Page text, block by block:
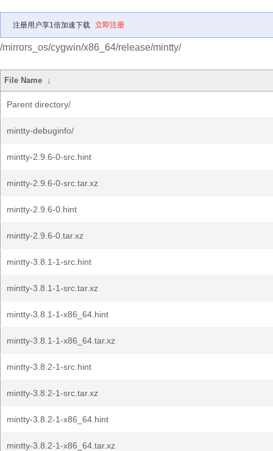
注册用户享1倍加速下载 立即注册
/mirrors_os/cygwin/x86_64/release/mintty/
File Name ↓
Parent directory/
mintty-debuginfo/
mintty-2.9.6-0-src.hint
mintty-2.9.6-0-src.tar.xz
mintty-2.9.6-0.hint
mintty-2.9.6-0.tar.xz
mintty-3.8.1-1-src.hint
mintty-3.8.1-1-src.tar.xz
mintty-3.8.1-1-x86_64.hint
mintty-3.8.1-1-x86_64.tar.xz
mintty-3.8.2-1-src.hint
mintty-3.8.2-1-src.tar.xz
mintty-3.8.2-1-x86_64.hint
mintty-3.8.2-1-x86_64.tar.xz